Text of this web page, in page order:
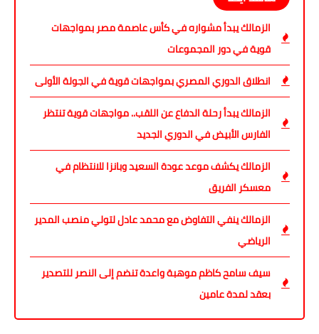
الزمالك يبدأ مشواره في كأس عاصمة مصر بمواجهات
قوية في دور المجموعات
انطلاق الدوري المصري بمواجهات قوية في الجولة الأولى
الزمالك يبدأ رحلة الدفاع عن اللقب.. مواجهات قوية تنتظر
الفارس الأبيض في الدوري الجديد
الزمالك يكشف موعد عودة السعيد وبانزا للانتظام في
معسكر الفريق
الزمالك ينفي التفاوض مع محمد عادل لتولي منصب المدير
الرياضي
سيف سامح كاظم موهبة واعدة تنضم إلى النصر للتصدير
بعقد لمدة عامين